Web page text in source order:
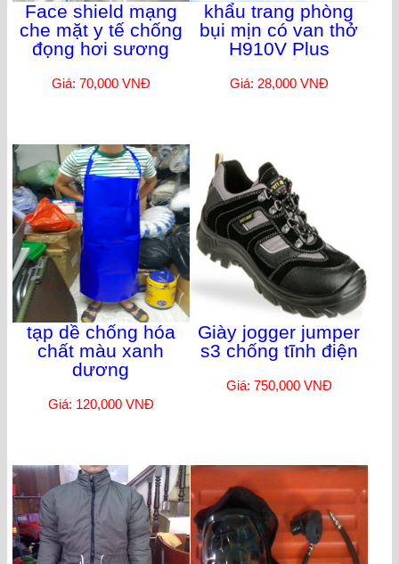
Face shield mạng
che mặt y tế chống
đọng hơi sương
Giá: 70,000 VNĐ
khẩu trang phòng
bụi mịn có van thở
H910V Plus
Giá: 28,000 VNĐ
tạp dề chống hóa
chất màu xanh
dương
Giá: 120,000 VNĐ
Giày jogger jumper
s3 chống tĩnh điện
Giá: 750,000 VNĐ